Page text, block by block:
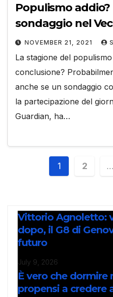
Populismo
sondaggio nel
NOVEMBER 21, 2021
La stagione del
conclusione?
anche se un sondaggio
la partecipazione del
Guardian, ha…
1 2 …
Vittorio Agnoletto:
dopo, il G8 di
futuro
July 9, 2026
È vero che dormire
propensi a credere